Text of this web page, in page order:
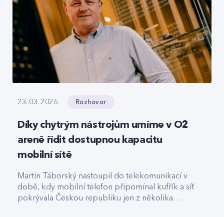
23. 03. 2026 Rozhovor
Díky chytrým nástrojům umíme v O2
areně řídit dostupnou kapacitu
mobilní sítě
Martin Táborský nastoupil do telekomunikací v
době, kdy mobilní telefon připomínal kufřík a síť
pokrývala Českou republiku jen z několika